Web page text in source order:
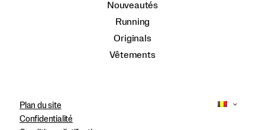
Nouveautés
Running
Originals
Vêtements
Plan du site
Confidentialité